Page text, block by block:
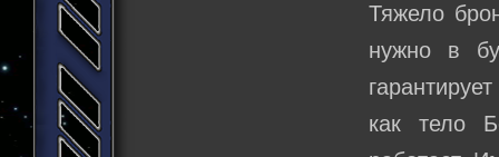
Тяжело
нужно в
как тело